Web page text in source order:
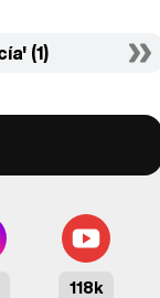
(1)
118k